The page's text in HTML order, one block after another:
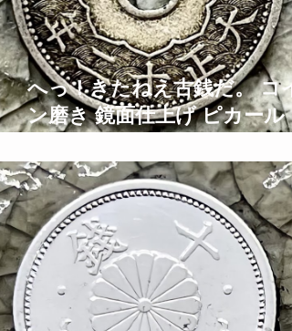
へっ！きたねえ古銭だ。 コイ
ン磨き 鏡面仕上げ ピカール
Restoration Time Lapse